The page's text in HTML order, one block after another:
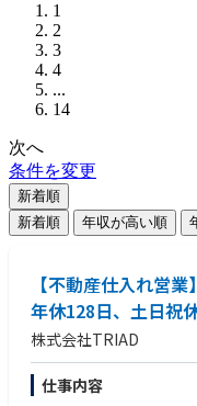
1
2
3
4
...
14
次へ
条件を変更
新着順
新着順
年収が高い順
【不動産仕入れ営
年休128日、土日祝
株式会社TRIAD
仕事内容